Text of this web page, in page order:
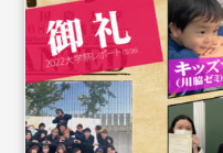
...続きを読む